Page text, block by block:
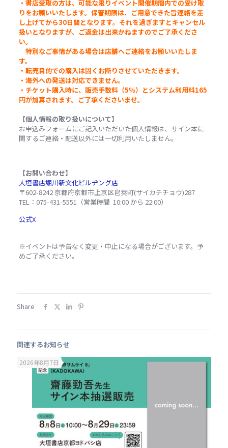
・書店受取の方は、可能な限りイベント開催期間内での受け取
りをお願いいたします。保管期限は、ご用意できた旨連絡を差
し上げてから30日間となります。それを過ぎますとキャンセル
扱いとなりますが、ご返金は出来かねますのでご了承くださ
い。
特別なご事情がある場合は店舗へご連絡をお願いいたしま
す。
・転売目的での購入は固くお断りさせていただきます。
・海外への発送は対応できません。
・チケット購入時に、販売手数料（5％）とシステム利用料165
円が加算されます。ご了承くださいませ。
【個人情報の取り扱いについて】
お申込みフォームにご記入いただいた個人情報は、サイン本に
関するご連絡・配送以外には一切利用いたしません。
【お問い合わせ】
大垣書店堀川新文化ビルヂング店
〒602-8242 京都府京都市上京区皀莢町(サイカチチョウ)287
TEL：075-431-5551（営業時間 10:00 から 22:00）
公式X
※イベントは予告なく変更・中止になる場合がございます。予
めご了承ください。
Share
関連するお知らせ
2026年8月7日